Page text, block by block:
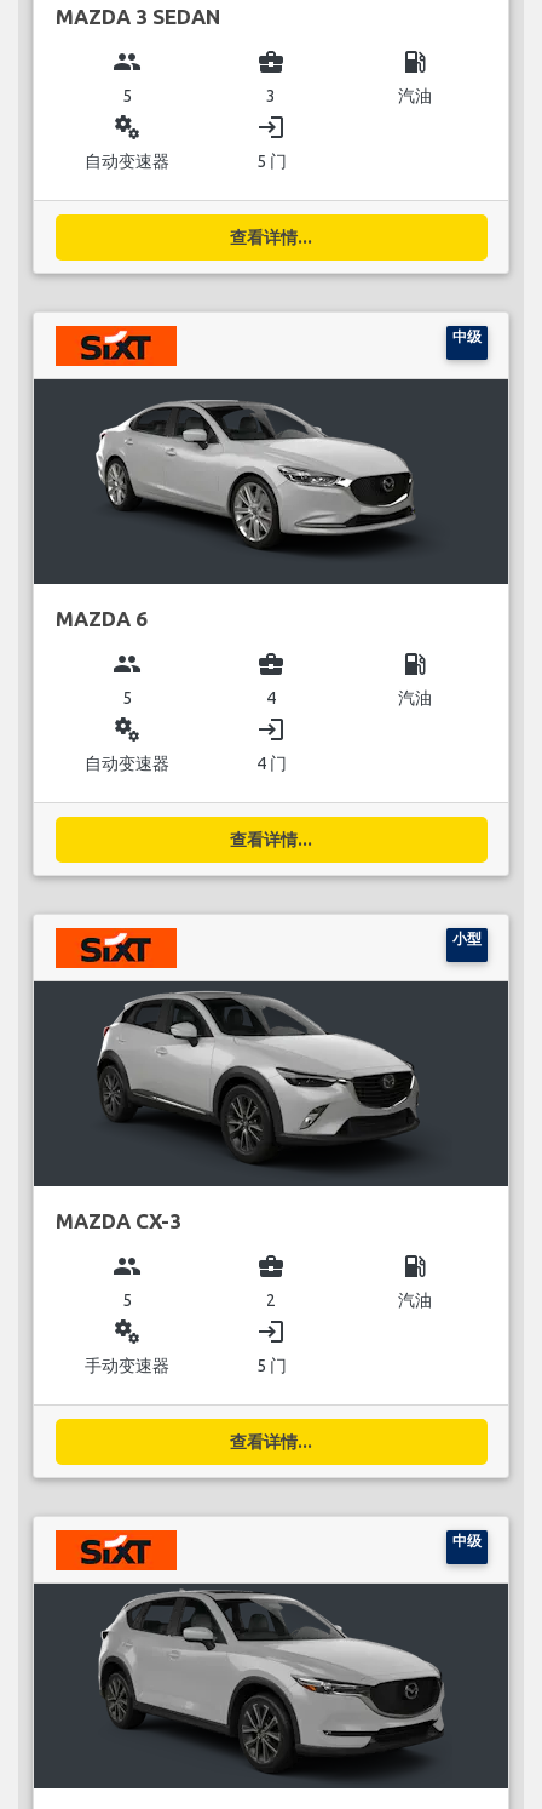
MAZDA 3 SEDAN
group
5
business_center
3
local_gas_station
汽油
miscellaneous_services
自动变速器
login
5 门
查看详情...
中级
MAZDA 6
group
5
business_center
4
local_gas_station
汽油
miscellaneous_services
自动变速器
login
4 门
查看详情...
小型
MAZDA CX-3
group
5
business_center
2
local_gas_station
汽油
miscellaneous_services
手动变速器
login
5 门
查看详情...
中级